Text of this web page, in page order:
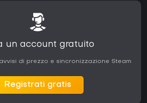
un account gratuito
di prezzo e sincronizzazione Steam
Registrati gratis